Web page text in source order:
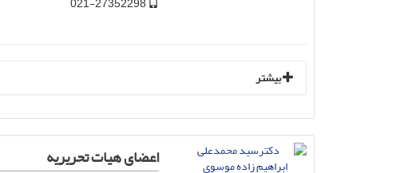
بیشتر
اعضای هیات تحریریه